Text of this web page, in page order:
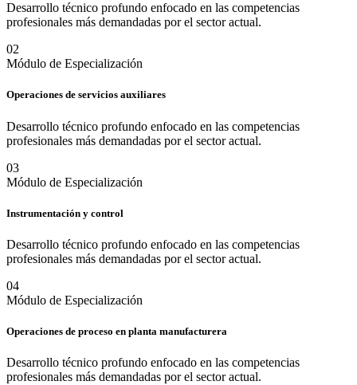
Desarrollo técnico profundo enfocado en las competencias
profesionales más demandadas por el sector actual.
02
Módulo de Especialización
Operaciones de servicios auxiliares
Desarrollo técnico profundo enfocado en las competencias
profesionales más demandadas por el sector actual.
03
Módulo de Especialización
Instrumentación y control
Desarrollo técnico profundo enfocado en las competencias
profesionales más demandadas por el sector actual.
04
Módulo de Especialización
Operaciones de proceso en planta manufacturera
Desarrollo técnico profundo enfocado en las competencias
profesionales más demandadas por el sector actual.